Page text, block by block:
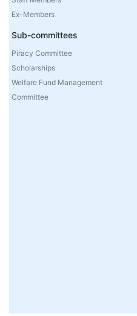
Ex-Members
Sub-committees
Piracy Committee
Scholarships
Welfare Fund Management
Committee